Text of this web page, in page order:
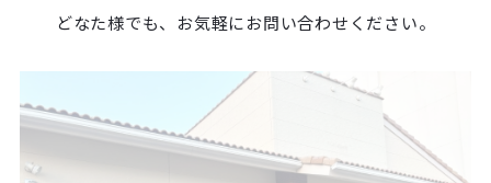
どなた様でも、お気軽にお問い合わせください。